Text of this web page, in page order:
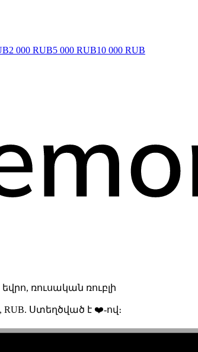
2 000 RUB5 000 RUB10 000 RUB
ռուսական ռուբլի
RUB. Ստեղծված է ❤️-ով։